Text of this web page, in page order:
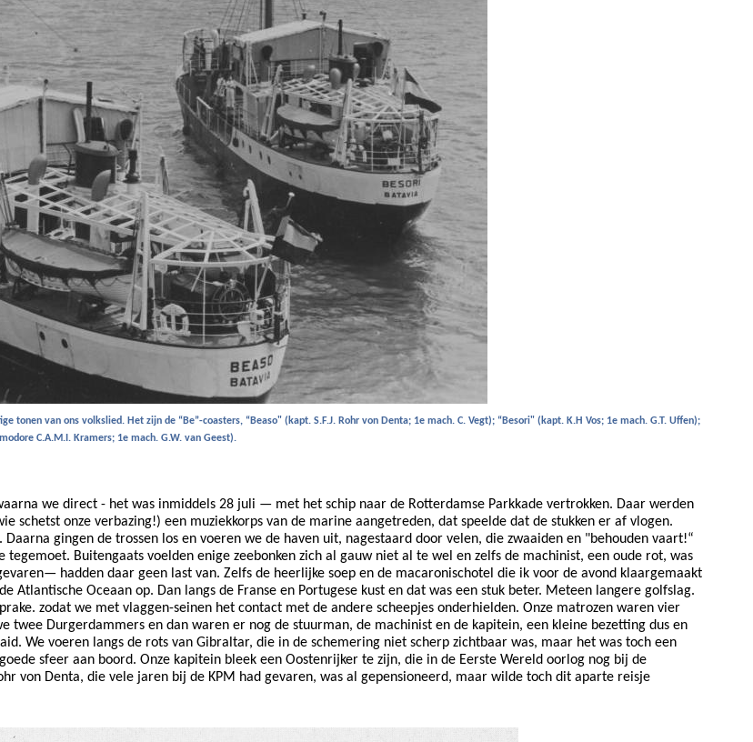
van ons volkslied. Het zijn de “Be”-coasters, “Beaso" (kapt. S.F.J. Rohr von Denta; 1e mach. C. Vegt); “Besori" (kapt. K.H Vos; 1e mach. G.T. Uffen);
C.A.M.I. Kramers; 1e mach. G.W. van Geest).
we direct - het was inmiddels 28 juli — met het schip naar de Rotterdamse Parkkade vertrokken. Daar werden
schetst onze verbazing!) een muziekkorps van de marine aangetreden, dat speelde dat de stukken er af vlogen.
gingen de trossen los en voeren we de haven uit, nagestaard door velen, die zwaaiden en "behouden vaart!“
Buitengaats voelden enige zeebonken zich al gauw niet al te wel en zelfs de machinist, een oude rot, was
hadden daar geen last van. Zelfs de heerlijke soep en de macaronischotel die ik voor de avond klaargemaakt
Atlantische Oceaan op. Dan langs de Franse en Portugese kust en dat was een stuk beter. Meteen langere golfslag.
zodat we met vlaggen-seinen het contact met de andere scheepjes onderhielden. Onze matrozen waren vier
twee Durgerdammers en dan waren er nog de stuurman, de machinist en de kapitein, een kleine bezetting dus en
We voeren langs de rots van Gibraltar, die in de schemering niet scherp zichtbaar was, maar het was toch een
sfeer aan boord. Onze kapitein bleek een Oostenrijker te zijn, die in de Eerste Wereld oorlog nog bij de
von Denta, die vele jaren bij de KPM had gevaren, was al gepensioneerd, maar wilde toch dit aparte reisje